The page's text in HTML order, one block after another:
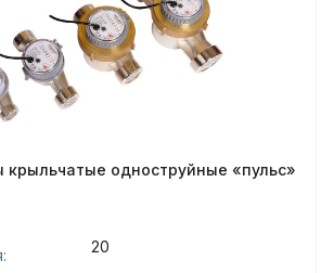
крыльчатые одноструйные «пульс»
20